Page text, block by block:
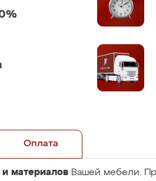
Оплата
материалов Вашей мебели.